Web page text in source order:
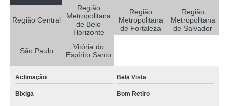
gravador digital veicular preço Vera Cruz
quanto custa gravador dvr veicular Baependi
gravador veicular Arapongas
Região Central
Região
Metropolitana
de Belo
Horizonte
Região
Metropolitana
de Fortaleza
Região
Metropolitana
de Salvador
São Paulo
Vitória do
Espírito Santo
Aclimação Bela Vista
Bixiga Bom Retiro